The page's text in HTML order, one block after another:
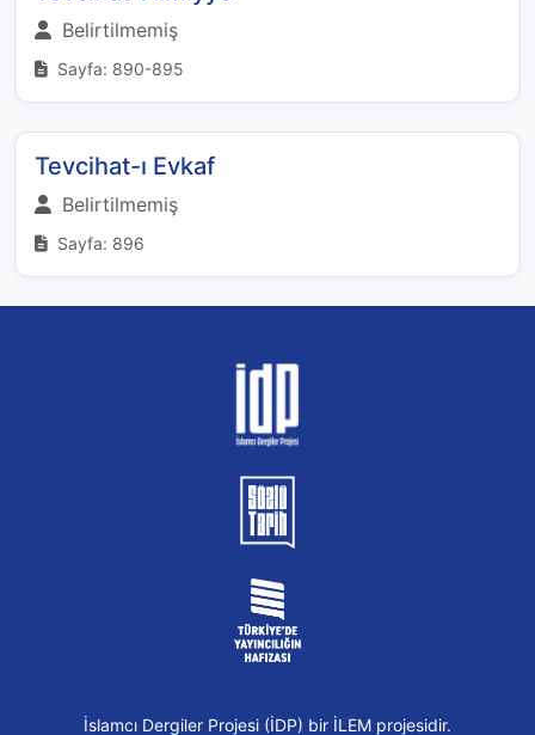
Belirtilmemiş
Sayfa: 890-895
Tevcihat-ı Evkaf
Belirtilmemiş
Sayfa: 896
İslamcı Dergiler Projesi (İDP) bir İLEM projesidir.